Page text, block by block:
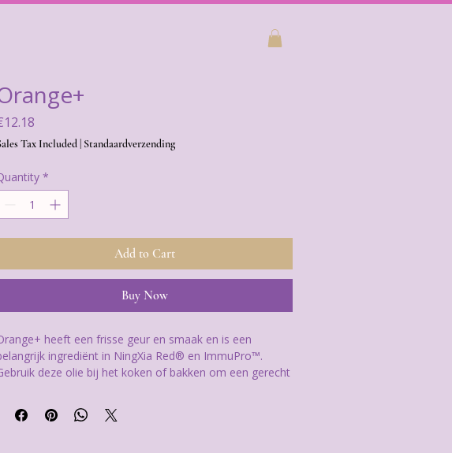
Tax Included Standaardverzending
*
Add to Cart
Buy Now
heeft een frisse geur en smaak en is een
ingrediënt in NingXia Red® en ImmuPro™.
deze olie bij het koken of bakken om een gerecht
een smaakje? Voeg dan enkele druppels toe voor een
smaakexplosie.